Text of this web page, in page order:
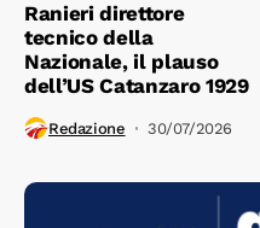
Ranieri direttore
tecnico della
Nazionale, il plauso
dell’US Catanzaro 1929
Redazione 30/07/2026